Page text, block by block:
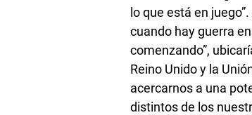
lo que está en
cuando hay guerra
comenzando”,
Reino Unido y la
acercarnos a una
distintos de los